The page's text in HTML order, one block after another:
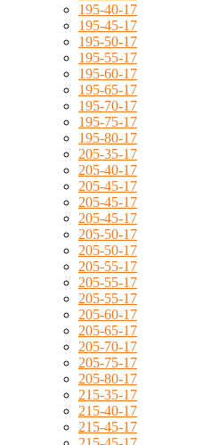
195-40-17
195-45-17
195-50-17
195-55-17
195-60-17
195-65-17
195-70-17
195-75-17
195-80-17
205-35-17
205-40-17
205-45-17
205-45-17
205-45-17
205-50-17
205-50-17
205-55-17
205-55-17
205-55-17
205-60-17
205-65-17
205-70-17
205-75-17
205-80-17
215-35-17
215-40-17
215-45-17